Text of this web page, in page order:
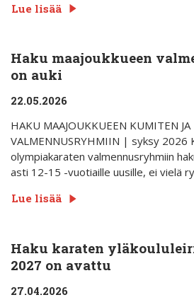
Lue lisää
Haku maajoukkueen
on auki
22.05.2026
HAKU MAAJOUKKUEEN KUMITEN JA
VALMENNUSRYHMIIN | syksy 2026
olympiakaraten valmennusryhmiin
asti 12-15 -vuotiaille uusille, ei vielä
Lue lisää
Haku karaten
2027 on avattu
27.04.2026